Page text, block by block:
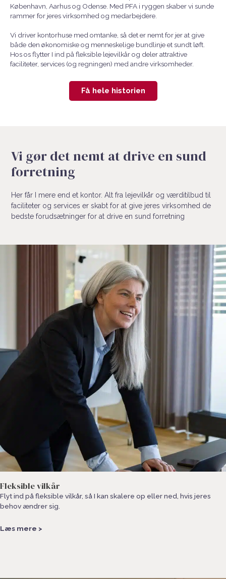
København, Aarhus og Odense. Med PFA i ryggen skaber vi sunde
rammer for jeres virksomhed og medarbejdere.
Vi driver kontorhuse med omtanke, så det er nemt for jer at give
både den økonomiske og menneskelige bundlinje et sundt løft.
Hos os flytter I ind på fleksible lejevilkår og deler attraktive
faciliteter, services (og regningen) med andre virksomheder.
Få hele historien
Vi gør det nemt at drive en sund
forretning
Her får I mere end et kontor. Alt fra lejevilkår og værditilbud til
faciliteter og services er skabt for at give jeres virksomhed de
bedste forudsætninger for at drive en sund forretning
Fleksible vilkår
Flyt ind på fleksible vilkår, så I kan skalere op eller ned, hvis jeres
behov ændrer sig.
Læs mere >